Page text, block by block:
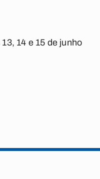
14 e 15 de junho